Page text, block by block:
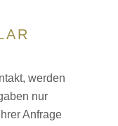
werden
nur
Anfrage